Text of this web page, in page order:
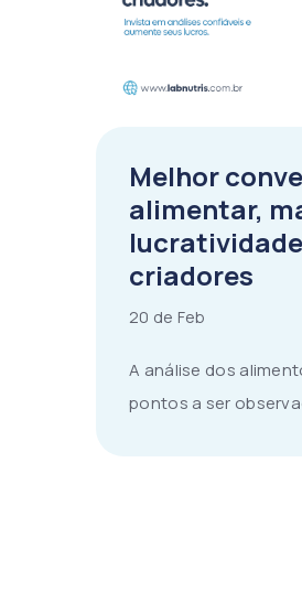
Melhor
alimentar,
criadores
20 de Feb
A análise dos
pontos a ser